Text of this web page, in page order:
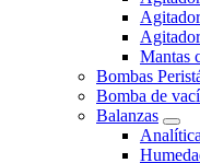
Mantas
Bombas
Bomba de
Balanzas